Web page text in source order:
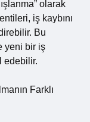
olarak
iş kaybını
Bu
yeni bir iş
edebilir.
Farklı